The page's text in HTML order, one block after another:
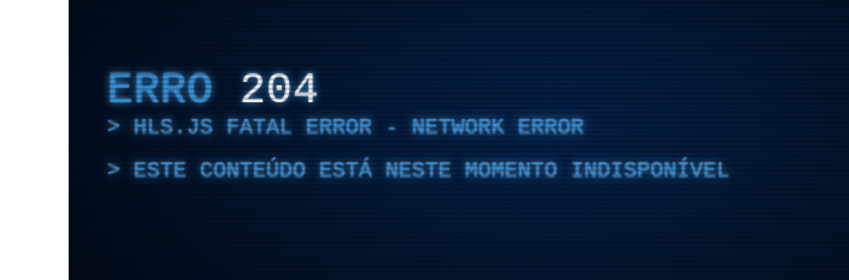
ERRO 204
HLS.JS FATAL ERROR - NETWORK ERROR
ESTE CONTEÚDO ESTÁ NESTE MOMENTO INDISPONÍVEL